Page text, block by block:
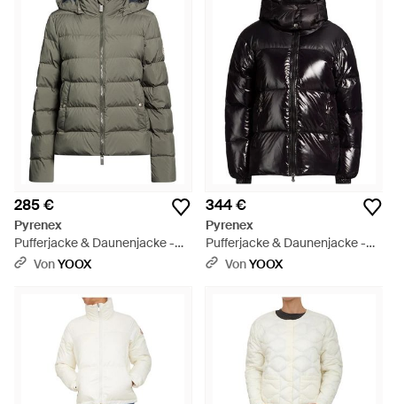
285 €
Pyrenex
Pufferjacke & Daunenjacke -
GrünVonYOOX
344 €
Pyrenex
Pufferjacke & Daunenjacke -
Schwarz
VonYOOX